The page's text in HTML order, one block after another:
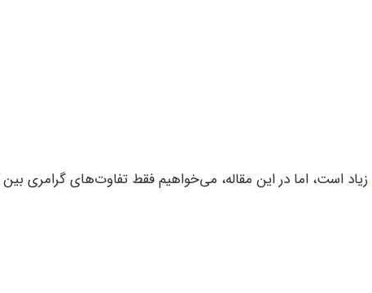
زیاد است، اما در این مقاله، می‌خواهیم فقط تفاوت‌های گرامری بین